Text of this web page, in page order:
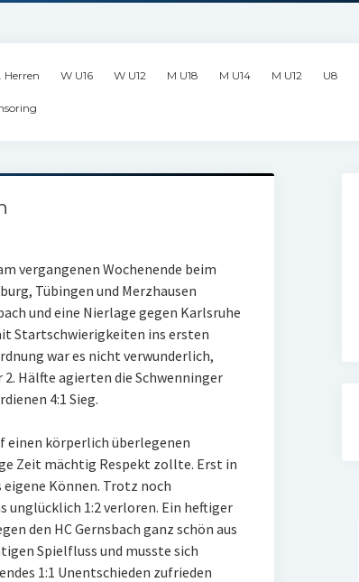
Herren W U16 W U12 M U18 M U14 M U12 U8
vergangenen Wochenende beim
Tübingen und Merzhausen
und eine Nierlage gegen Karlsruhe
Startschwierigkeiten ins ersten
war es nicht verwunderlich,
Hälfte agierten die Schwenninger
4:1 Sieg.
einen körperlich überlegenen
Zeit mächtig Respekt zollte. Erst in
eigene Können. Trotz noch
unglücklich 1:2 verloren. Ein heftiger
den HC Gernsbach ganz schön aus
Spielfluss und musste sich
1:1 Unentschieden zufrieden